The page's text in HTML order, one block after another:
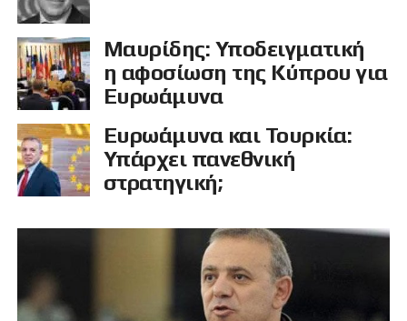
Μαυρίδης: Υποδειγματική
η αφοσίωση της Κύπρου για
Ευρωάμυνα
Ευρωάμυνα και Τουρκία:
Υπάρχει πανεθνική
στρατηγική;